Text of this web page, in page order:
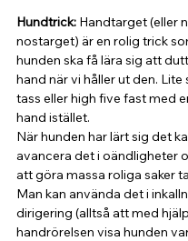
Hundtrick: Handtarget (eller
nostarget) är en rolig trick
hunden ska få lära sig att
hand när vi håller ut den.
tass eller high five fast med
hand istället.
När hunden har lärt sig det
avancera det i oändligheter
att göra massa roliga saker
Man kan använda det i
dirigering (alltså att med
handrörelsen visa hunden